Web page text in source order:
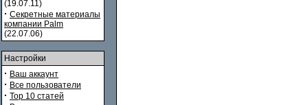
(19.07.11)
· Секретные материалы
компании Palm
(22.07.06)
Настройки
· Ваш аккаунт
· Все пользователи
· Top 10 статей